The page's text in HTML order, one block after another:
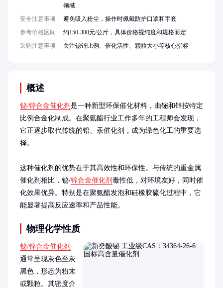
概述
铋/锌合金催化剂 是一种新型环保催化材料，由铋和锌按特定
比例合金化制成。在聚氨酯行业工作多年的工程师会发现，
它正逐步取代传统的铅、汞催化剂，成为绿色化工的重要选
择。
这种催化剂的优势在于其高效性和环保性。与传统的重金属
催化剂相比，铋/锌合金催化剂 毒性低，对环境友好，同时催
化效果优异。特别是在聚氨酯发泡和硅橡胶硫化过程中，它
能显著提高反应速率和产品性能。
物理化学性质
铋/锌合金催化剂
通常呈现灰色至灰
黑色，形态为粉末
或颗粒。其密度介
领域
安全注意事项
避免吸入粉尘，操作时佩戴防护口罩和手套
参考价格区间
约150-300元/公斤，具体价格视纯度和规格而定
采购注意事项
关注铋锌比例、催化活性、颗粒大小等核心指标